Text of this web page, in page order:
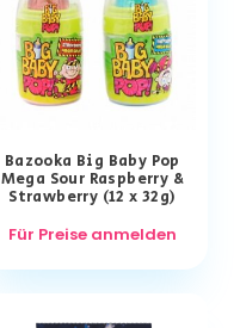
Bazooka Big Baby Pop
Mega Sour Raspberry &
Strawberry (12 x 32g)
Für Preise anmelden